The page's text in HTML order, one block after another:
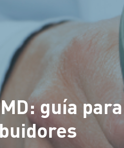
guía para